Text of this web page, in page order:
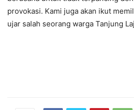
provokasi. Kami juga akan ikut
ujar salah seorang warga Tanjung